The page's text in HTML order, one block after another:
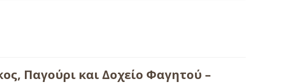
Παγούρι και Δοχείο Φαγητού –